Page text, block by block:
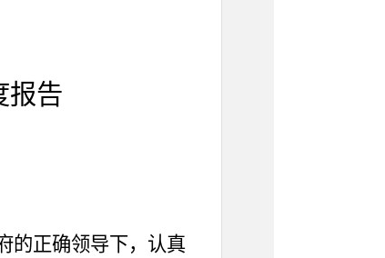
报告
的正确领导下， 认真